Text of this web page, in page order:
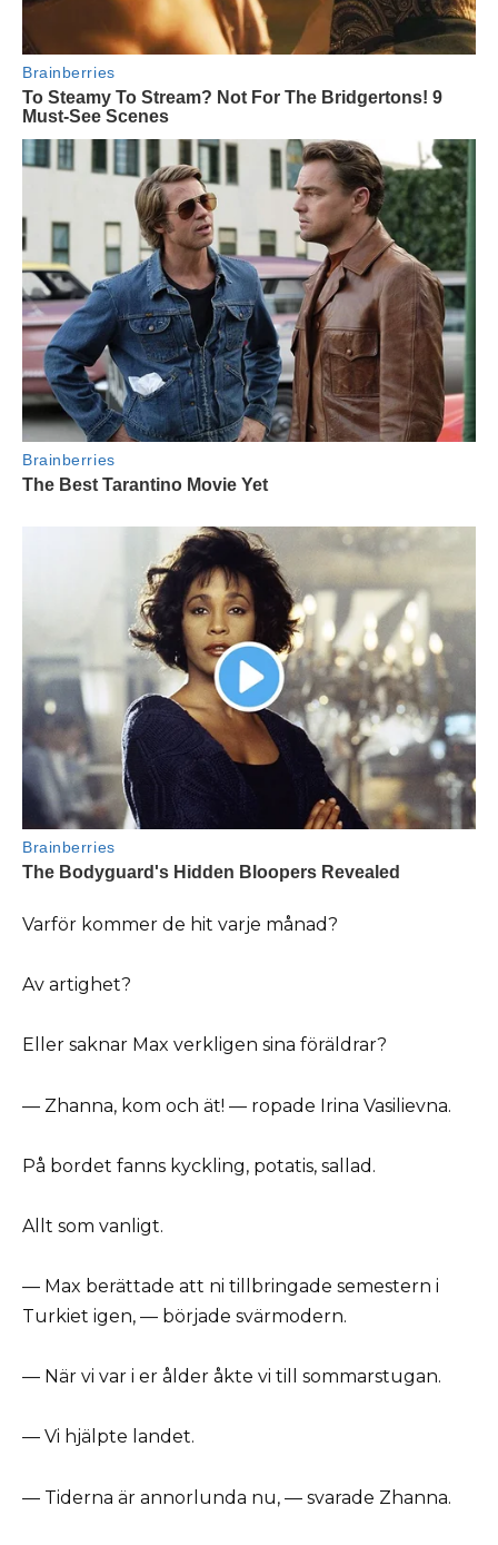
Varför kommer de hit varje månad?
Av artighet?
Eller saknar Max verkligen sina föräldrar?
— Zhanna, kom och ät! — ropade Irina Vasilievna.
På bordet fanns kyckling, potatis, sallad.
Allt som vanligt.
— Max berättade att ni tillbringade semestern i
Turkiet igen, — började svärmodern.
— När vi var i er ålder åkte vi till sommarstugan.
— Vi hjälpte landet.
— Tiderna är annorlunda nu, — svarade Zhanna.